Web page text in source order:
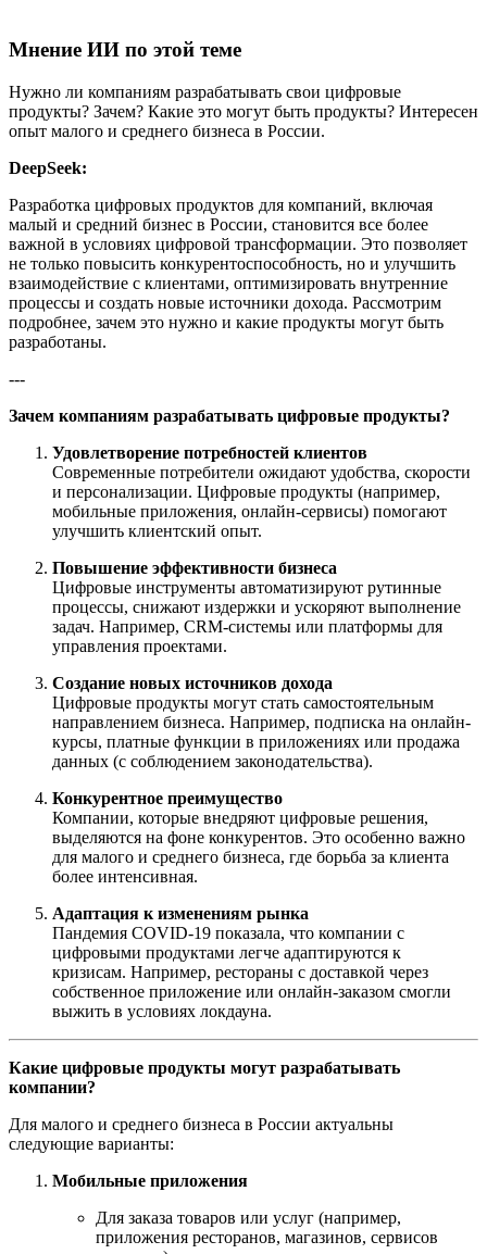
Мнение ИИ по этой теме
Нужно ли компаниям разрабатывать свои цифровые
продукты? Зачем? Какие это могут быть продукты? Интересен
опыт малого и среднего бизнеса в России.
DeepSeek:
Разработка цифровых продуктов для компаний, включая
малый и средний бизнес в России, становится все более
важной в условиях цифровой трансформации. Это позволяет
не только повысить конкурентоспособность, но и улучшить
взаимодействие с клиентами, оптимизировать внутренние
процессы и создать новые источники дохода. Рассмотрим
подробнее, зачем это нужно и какие продукты могут быть
разработаны.
---
Зачем компаниям разрабатывать цифровые продукты?
Удовлетворение потребностей клиентов
Современные потребители ожидают удобства, скорости
и персонализации. Цифровые продукты (например,
мобильные приложения, онлайн-сервисы) помогают
улучшить клиентский опыт.
Повышение эффективности бизнеса
Цифровые инструменты автоматизируют рутинные
процессы, снижают издержки и ускоряют выполнение
задач. Например, CRM-системы или платформы для
управления проектами.
Создание новых источников дохода
Цифровые продукты могут стать самостоятельным
направлением бизнеса. Например, подписка на онлайн-
курсы, платные функции в приложениях или продажа
данных (с соблюдением законодательства).
Конкурентное преимущество
Компании, которые внедряют цифровые решения,
выделяются на фоне конкурентов. Это особенно важно
для малого и среднего бизнеса, где борьба за клиента
более интенсивная.
Адаптация к изменениям рынка
Пандемия COVID-19 показала, что компании с
цифровыми продуктами легче адаптируются к
кризисам. Например, рестораны с доставкой через
собственное приложение или онлайн-заказом смогли
выжить в условиях локдауна.
Какие цифровые продукты могут разрабатывать
компании?
Для малого и среднего бизнеса в России актуальны
следующие варианты:
Мобильные приложения
Для заказа товаров или услуг (например,
приложения ресторанов, магазинов, сервисов